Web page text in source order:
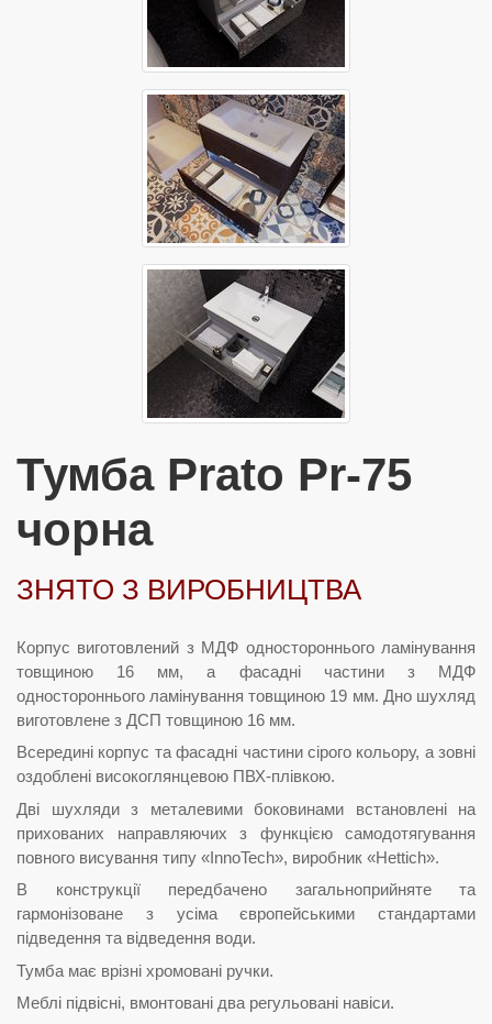
Тумба Prato Pr-75
чорна
ЗНЯТО З ВИРОБНИЦТВА
Корпус виготовлений з МДФ одностороннього ламінування
товщиною 16 мм, а фасадні частини з МДФ
одностороннього ламінування товщиною 19 мм. Дно шухляд
виготовлене з ДСП товщиною 16 мм.
Всередині корпус та фасадні частини сірого кольору, а зовні
оздоблені високоглянцевою ПВХ-плівкою.
Дві шухляди з металевими боковинами встановлені на
прихованих направляючих з функцією самодотягування
повного висування типу «InnoTech», виробник «Hettich».
В конструкції передбачено загальноприйняте та
гармонізоване з усіма європейськими стандартами
підведення та відведення води.
Тумба має врізні хромовані ручки.
Меблі підвісні, вмонтовані два регульовані навіси.